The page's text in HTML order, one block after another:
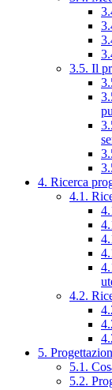
3.5. Il
4. Ricerca
4.1.
4.2.
5.
5.1.
5.2.